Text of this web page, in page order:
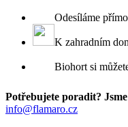
Odesíláme
K zahradním
Biohort si
Potřebujete poradit?
info@flamaro.cz